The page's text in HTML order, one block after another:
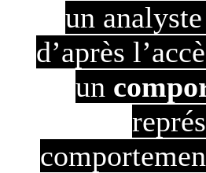
un analyste
d’après
un